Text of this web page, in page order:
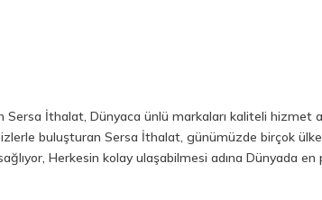
İthalat, Dünyaca ünlü markaları kaliteli hizmet
buluşturan Sersa İthalat, günümüzde birçok
Herkesin kolay ulaşabilmesi adına Dünyada